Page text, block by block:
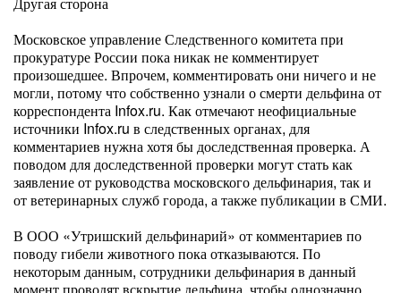
Московское управление Следственного комитета при
прокуратуре России пока никак не комментирует
произошедшее. Впрочем, комментировать они ничего и не
могли, потому что собственно узнали о смерти дельфина от
корреспондента Infox.ru. Как отмечают неофициальные
источники Infox.ru в следственных органах, для
комментариев нужна хотя бы доследственная проверка. А
поводом для доследственной проверки могут стать как
заявление от руководства московского дельфинария, так и
от ветеринарных служб города, а также публикации в СМИ.
В ООО «Утришский дельфинарий» от комментариев по
поводу гибели животного пока отказываются. По
некоторым данным, сотрудники дельфинария в данный